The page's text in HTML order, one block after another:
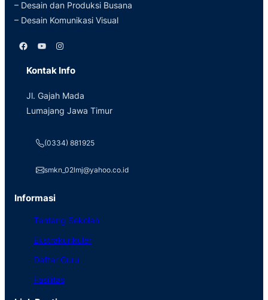
– Desain dan Produksi Busana
– Desain Komunikasi Visual
Facebook YouTube Instagram
Kontak Info
Jl. Gajah Mada
Lumajang Jawa Timur
(0334) 881925
smkn_02lmj@yahoo.co.id
Informasi
Tentang Sekolah
Ekstrakurikuler
Daftar Guru
Fasilitas